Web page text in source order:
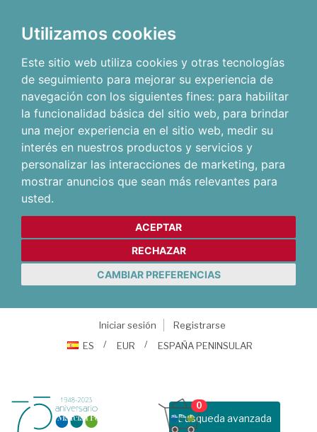
Utilizamos cookies
Este sitio web utiliza cookies y otras tecnologías
de seguimiento para mejorar su experiencia de
navegación con los siguientes fines: para habilitar
la funcionalidad básica del sitio web, para brindar
una mejor experiencia en el sitio web, medir su
interés en nuestros productos y servicios y
personalizar las interacciones de marketing, para
mostrar anuncios que sean más relevantes para
usted.
ACEPTAR
RECHAZAR
CAMBIAR PREFERENCIAS
Iniciar sesión
Registrarse
ES
EUR ESPAÑA PENINSULAR
Busqueda avanzada
0